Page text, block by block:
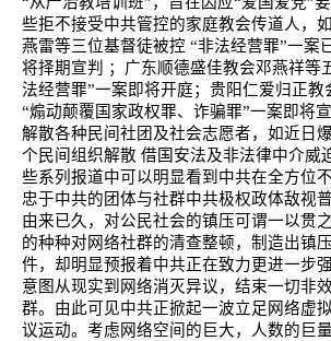
些拒不接受中共管控的家庭教会传道人，
燕雷等三位基督徒被控 “非法经营罪”一案
将择期宣判 ；广东顺德盛佳教会邓燕祥等
法经营罪”一案即将开庭；贵阳仁爱归正教
“煽动颠覆国家政权罪、诈骗罪”一案即将
解散各种民间社团及社会志愿者，如近日
个民间组织解散 借国安法及非法律中介威
些系列报道中可以明显看到中共在全方位
忠于中共的团体与社群中共极权政体敌视
由来已久，对公民社会的镇压可谓一以贯
的种种对网络社群的清查整顿，制造出镇
件，却明显预报着中共正在致力更进一步
意图从现实到网络消灭异议，结束一切非
群。由此可见中共正掀起一波立足网络虚
议运动。考虑网络空间的巨大，人数的巨